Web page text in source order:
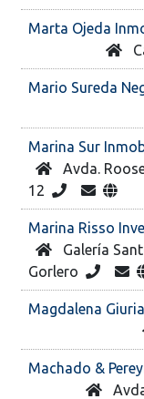
Marta Ojeda
Mario Sureda
Marina Sur
Avda.
12
Marina Risso
Galería
Gorlero
Magdalena
Machado &